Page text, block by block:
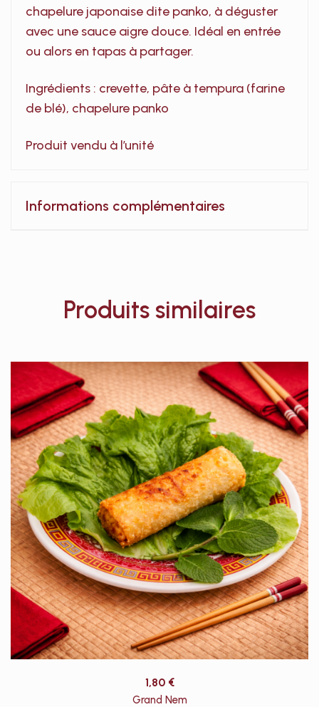
chapelure japonaise dite panko, à déguster
avec une sauce aigre douce. Idéal en entrée
ou alors en tapas à partager.
Ingrédients : crevette, pâte à tempura (farine
de blé), chapelure panko
Produit vendu à l’unité
Informations complémentaires
Produits similaires
1,80 €
Grand Nem